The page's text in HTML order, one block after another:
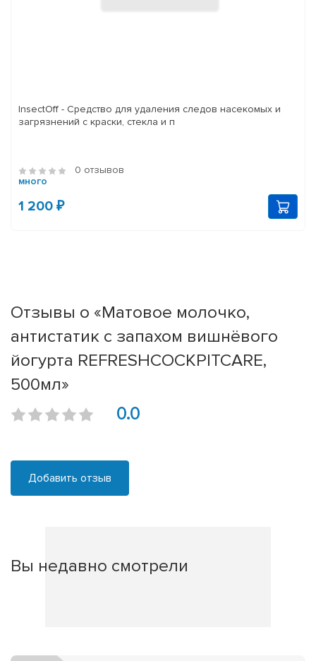
InsectOff - Средство для удаления следов насекомых и
загрязнений с краски, стекла и п
0 отзывов
много
1 200 ₽
Отзывы о «Матовое молочко,
антистатик с запахом вишнёвого
йогурта REFRESHCOCKPITCARE,
500мл»
0.0
Добавить отзыв
Вы недавно смотрели